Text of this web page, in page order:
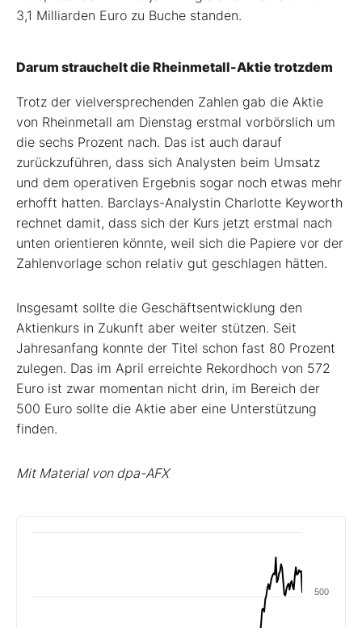
3,1 Milliarden Euro zu Buche standen.
Darum strauchelt die Rheinmetall-Aktie trotzdem
Trotz der vielversprechenden Zahlen gab die Aktie
von Rheinmetall am Dienstag erstmal vorbörslich um
die sechs Prozent nach. Das ist auch darauf
zurückzuführen, dass sich Analysten beim Umsatz
und dem operativen Ergebnis sogar noch etwas mehr
erhofft hatten. Barclays-Analystin Charlotte Keyworth
rechnet damit, dass sich der Kurs jetzt erstmal nach
unten orientieren könnte, weil sich die Papiere vor der
Zahlenvorlage schon relativ gut geschlagen hätten.
Insgesamt sollte die Geschäftsentwicklung den
Aktienkurs in Zukunft aber weiter stützen. Seit
Jahresanfang konnte der Titel schon fast 80 Prozent
zulegen. Das im April erreichte Rekordhoch von 572
Euro ist zwar momentan nicht drin, im Bereich der
500 Euro sollte die Aktie aber eine Unterstützung
finden.
Mit Material von dpa-AFX
500